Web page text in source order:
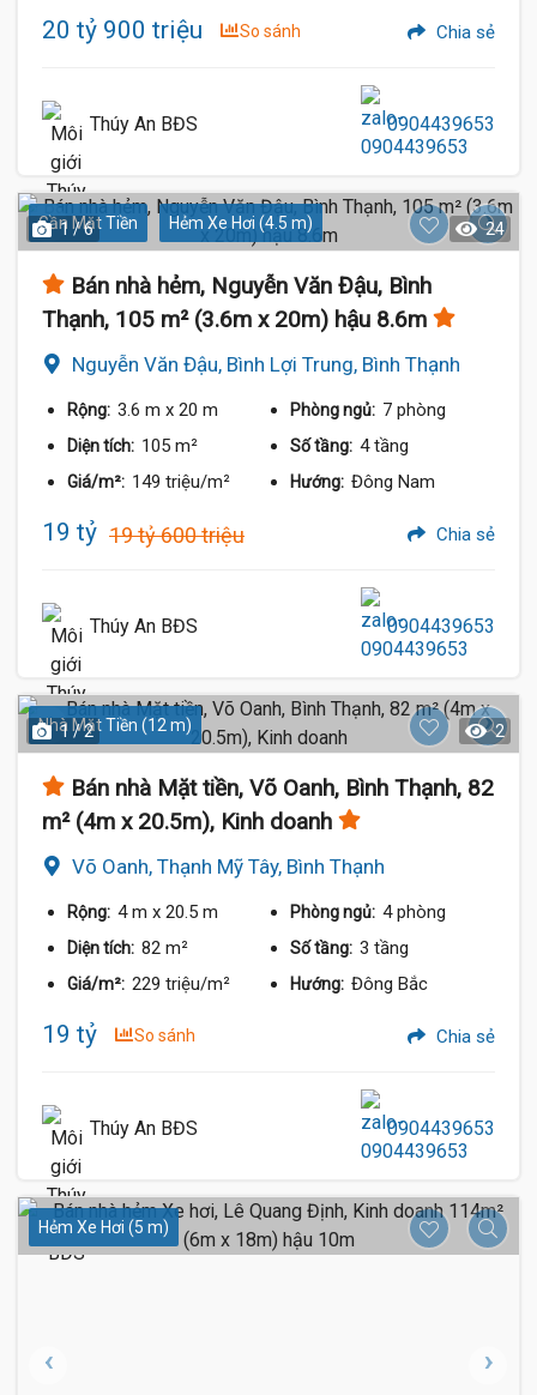
20 tỷ 900 triệu So sánh Chia sẻ
Thúy An BĐS 0904439653
Gần Mặt Tiền Hẻm Xe Hơi (4.5 m)
1 / 6 24
Bán nhà hẻm, Nguyễn Văn Đậu, Bình
Thạnh, 105 m² (3.6m x 20m) hậu 8.6m
Nguyễn Văn Đậu, Bình Lợi Trung, Bình Thạnh
Rộng: 3.6 m x 20 m Phòng ngủ: 7 phòng
Diện tích: 105 m² Số tầng: 4 tầng
Giá/m²: 149 triệu/m² Hướng: Đông Nam
19 tỷ 19 tỷ 600 triệu Chia sẻ
Thúy An BĐS 0904439653
Nhà Mặt Tiền (12 m)
1 / 2 2
Bán nhà Mặt tiền, Võ Oanh, Bình Thạnh, 82
m² (4m x 20.5m), Kinh doanh
Võ Oanh, Thạnh Mỹ Tây, Bình Thạnh
Rộng: 4 m x 20.5 m Phòng ngủ: 4 phòng
Diện tích: 82 m² Số tầng: 3 tầng
Giá/m²: 229 triệu/m² Hướng: Đông Bắc
19 tỷ So sánh Chia sẻ
Thúy An BĐS 0904439653
Hẻm Xe Hơi (5 m)